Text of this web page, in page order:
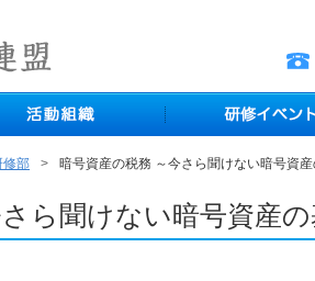
修部 暗号資産の税務 ～今さら聞けない暗号資産
ら聞けない暗号資産の